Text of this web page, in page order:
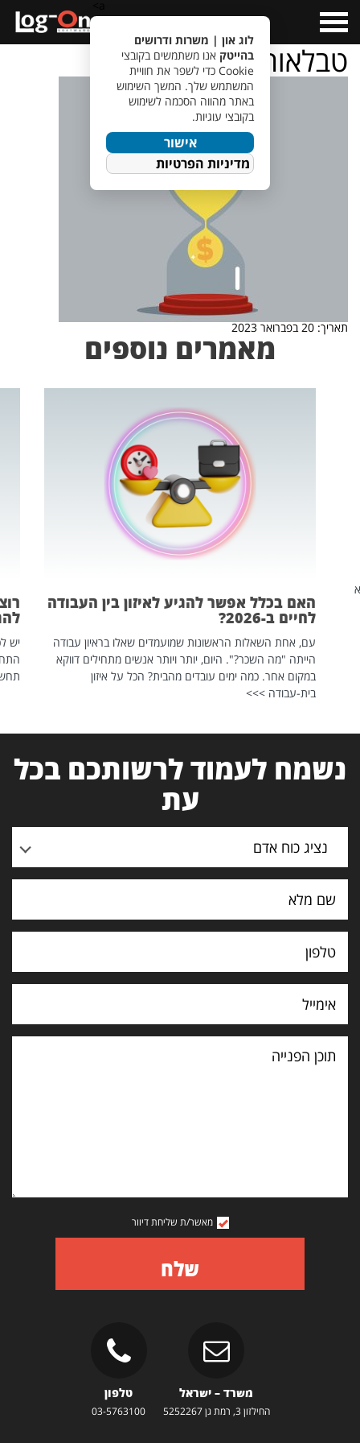
Menu
טבלאות שכר
תאריך: 20 בפברואר 2023
מאמרים נוספים
האם בכלל אפשר להגיע לאיזון בין העבודה
לחיים ב-2026?
עם, אחת השאלות הראשונות שמועמדים שאלו בראיון עבודה
הייתה "מה השכר?". היום, יותר ויותר אנשים מתחילים דווקא
במקום אחר. כמה ימים עובדים מהבית? הכל על איזון
בית-עבודה >>>
יש
נשמח לעמוד לרשותכם בכל
עת
נציג כוח אדם
תוכן
הפנייה
מאשר/ת שליחת דיוור
שלח
משרד – ישראל
החילזון 3, רמת גן 5252267
טלפון
03-5763100
לוג און | משרות ודרושים
בהייטק אנו משתמשים בקובצי
Cookie כדי לשפר את חוויית
המשתמש שלך. המשך השימוש
באתר מהווה הסכמה לשימוש
בקובצי עוגיות.
אישור
מדיניות הפרטיות